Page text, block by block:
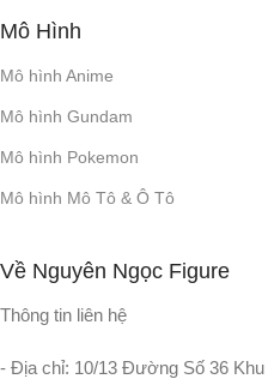
Mô Hình
Mô hình Anime
Mô hình Gundam
Mô hình Pokemon
Mô hình Mô Tô & Ô Tô
Về Nguyên Ngọc Figure
Thông tin liên hệ
- Địa chỉ: 10/13 Đường Số 36